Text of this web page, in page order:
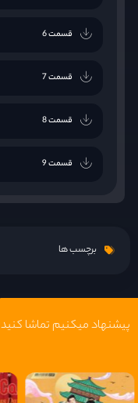
قسمت 6
قسمت 7
قسمت 8
قسمت 9
قسمت 10
قسمت 11
برچسب ها
پیشنهاد میکنیم تماشا کنید